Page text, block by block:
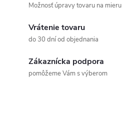
Možnosť úpravy tovaru na mieru
Vrátenie tovaru
do 30 dní od objednania
Zákaznícka podpora
pomôžeme Vám s výberom